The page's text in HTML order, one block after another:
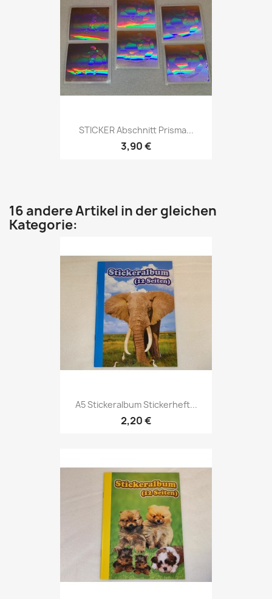
STICKER Abschnitt Prisma...
3,90 €
16 andere Artikel in der gleichen
Kategorie:
A5 Stickeralbum Stickerheft...
2,20 €